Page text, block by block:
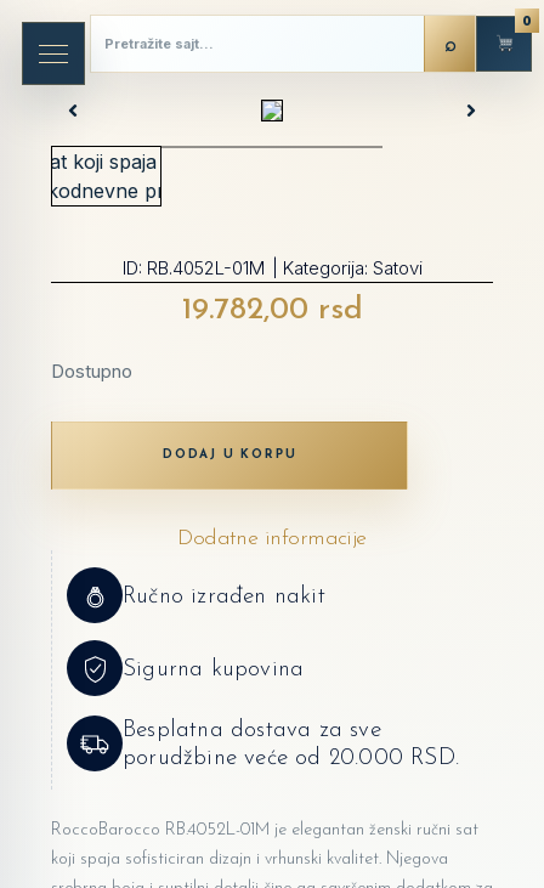
ID: RB.4052L-01M | Kategorija: Satovi
19.782,00 rsd
Dostupno
DODAJ U KORPU
Dodatne informacije
Ručno izrađen nakit
Sigurna kupovina
Besplatna dostava za sve
porudžbine veće od 20.000 RSD.
RoccoBarocco RB.4052L-01M je elegantan ženski ručni sat
koji spaja sofisticiran dizajn i vrhunski kvalitet. Njegova
0